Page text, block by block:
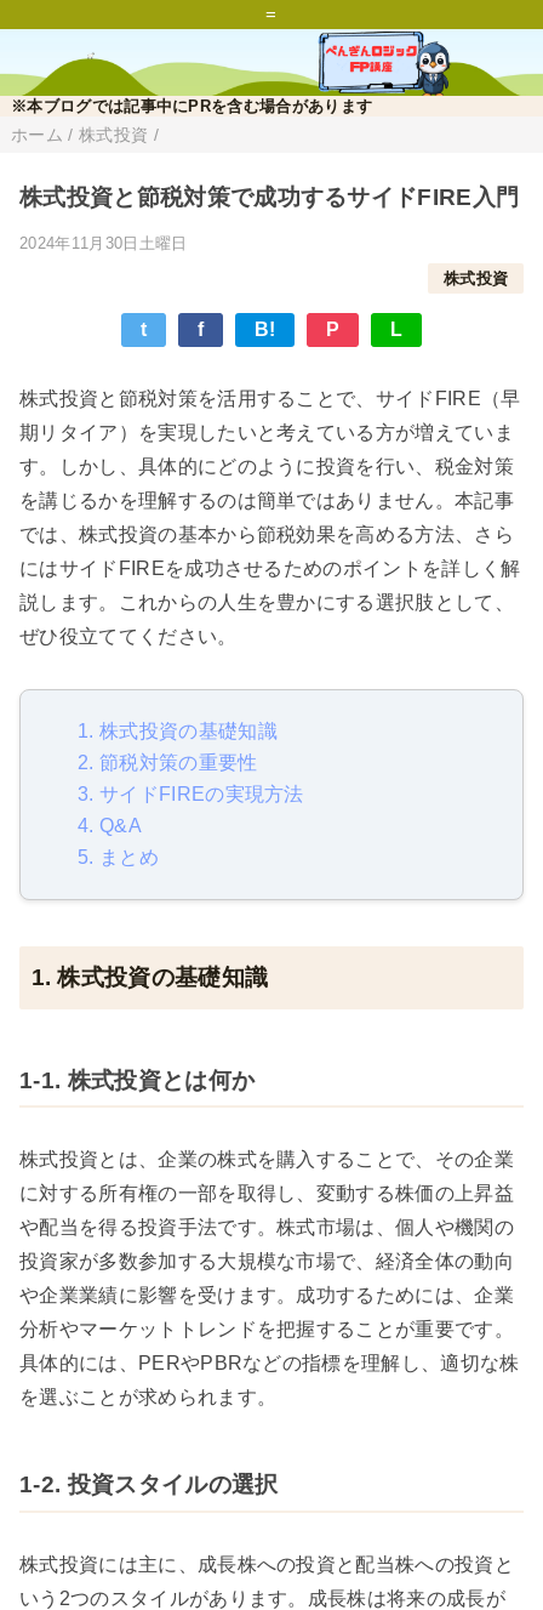
=
※本ブログでは記事中にPRを含む場合があります
ホーム / 株式投資 /
株式投資と節税対策で成功するサイドFIRE入門
2024年11月30日土曜日
株式投資
t f B! P L
株式投資と節税対策を活用することで、サイドFIRE（早
期リタイア）を実現したいと考えている方が増えていま
す。しかし、具体的にどのように投資を行い、税金対策
を講じるかを理解するのは簡単ではありません。本記事
では、株式投資の基本から節税効果を高める方法、さら
にはサイドFIREを成功させるためのポイントを詳しく解
説します。これからの人生を豊かにする選択肢として、
ぜひ役立ててください。
1. 株式投資の基礎知識
2. 節税対策の重要性
3. サイドFIREの実現方法
4. Q&A
5. まとめ
1. 株式投資の基礎知識
1-1. 株式投資とは何か
株式投資とは、企業の株式を購入することで、その企業
に対する所有権の一部を取得し、変動する株価の上昇益
や配当を得る投資手法です。株式市場は、個人や機関の
投資家が多数参加する大規模な市場で、経済全体の動向
や企業業績に影響を受けます。成功するためには、企業
分析やマーケットトレンドを把握することが重要です。
具体的には、PERやPBRなどの指標を理解し、適切な株
を選ぶことが求められます。
1-2. 投資スタイルの選択
株式投資には主に、成長株への投資と配当株への投資と
いう2つのスタイルがあります。成長株は将来の成長が